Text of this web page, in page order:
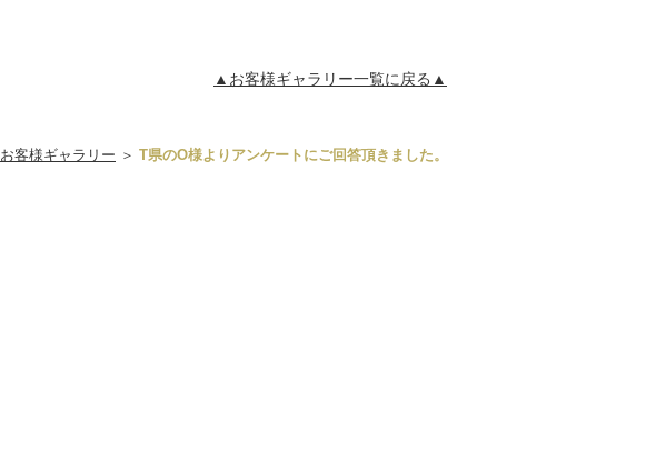
▲お客様ギャラリー一覧に戻る▲
お客様ギャラリー ＞ T県のO様よりアンケートにご回答頂きました。